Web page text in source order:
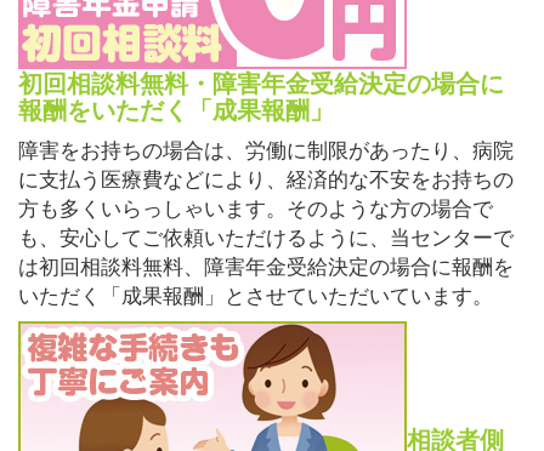
初回相談料無料・障害年金受給決定の場合に
報酬をいただく「成果報酬」
障害をお持ちの場合は、労働に制限があったり、病院
に支払う医療費などにより、経済的な不安をお持ちの
方も多くいらっしゃいます。そのような方の場合で
も、安心してご依頼いただけるように、当センターで
は初回相談料無料、障害年金受給決定の場合に報酬を
いただく「成果報酬」とさせていただいています。
相談者側